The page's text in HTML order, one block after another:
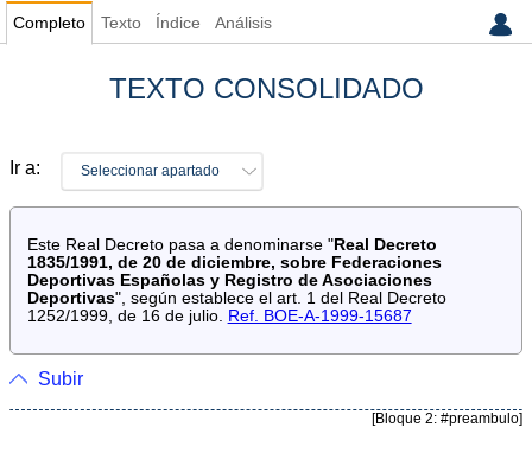
Completo Texto Índice Análisis
TEXTO CONSOLIDADO
Ir a: Seleccionar apartado
Este Real Decreto pasa a denominarse "Real Decreto
1835/1991, de 20 de diciembre, sobre Federaciones
Deportivas Españolas y Registro de Asociaciones
Deportivas", según establece el art. 1 del Real Decreto
1252/1999, de 16 de julio.
Ref. BOE-A-1999-15687
Subir
[Bloque 2: #preambulo]